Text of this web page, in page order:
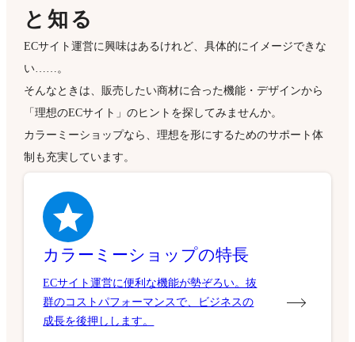
と知る
ECサイト運営に興味はあるけれど、具体的にイメージできな
い……。
そんなときは、販売したい商材に合った機能・デザインから
「理想のECサイト」のヒントを探してみませんか。
カラーミーショップなら、理想を形にするためのサポート体
制も充実しています。
カラーミーショップの特長
ECサイト運営に便利な機能が勢ぞろい。抜
群のコストパフォーマンスで、ビジネスの
成長を後押しします。